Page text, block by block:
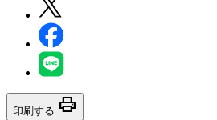
印刷する print